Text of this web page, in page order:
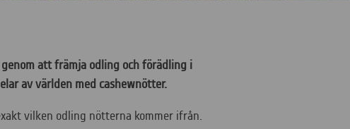
genom att främja odling och förädling i
av världen med cashewnötter.
vilken odling nötterna kommer ifrån.